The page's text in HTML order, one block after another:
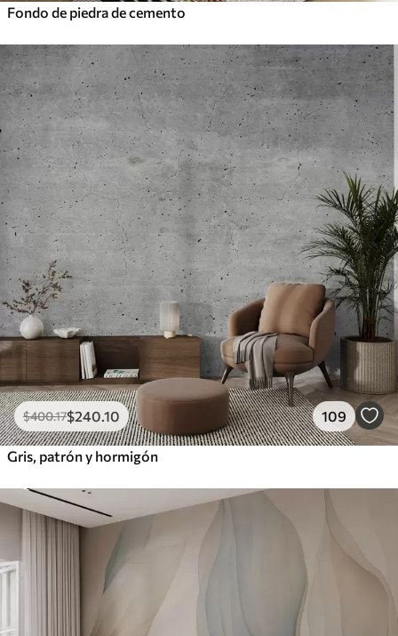
Fondo de piedra de cemento
$400.17$240 .10 109
Gris, patrón y hormigón